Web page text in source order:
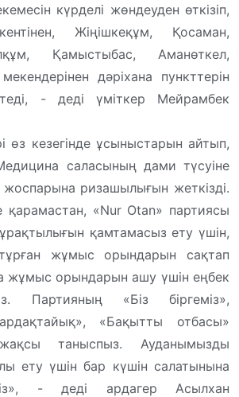
күрделі жөндеуден өткізіп,
Жіңішкеқұм, Қосаман,
Қамыстыбас, Аманөткел,
дәріхана пункттерін
- деді үміткер Мейрамбек
өз кезегінде ұсыныстарын айтып,
Медицина саласының дами түсуіне
жоспарына ризашылығын жеткізді.
қарамастан, «Nur Otan» партиясы
қамтамасыз ету үшін,
жұмыс орындарын сақтап
жұмыс орындарын ашу үшін еңбек
Партияның «Біз біргеміз»,
«Бақытты отбасы»
таныспыз. Ауданымызды
ету үшін бар күшін салатынына
- деді ардагер Асылхан